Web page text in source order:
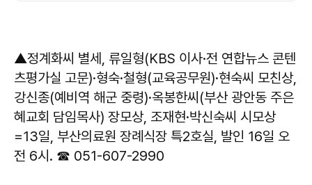
▲정계화씨 별세, 류일형(KBS 이사·전 연합뉴스 콘텐
츠평가실 고문)·형숙·철형(교육공무원)·현숙씨 모친상,
강신종(예비역 해군 중령)·옥봉한씨(부산 광안동 주은
혜교회 담임목사) 장모상, 조재현·박신숙씨 시모상
=13일, 부산의료원 장례식장 특2호실, 발인 16일 오
전 6시. ☎ 051-607-2990